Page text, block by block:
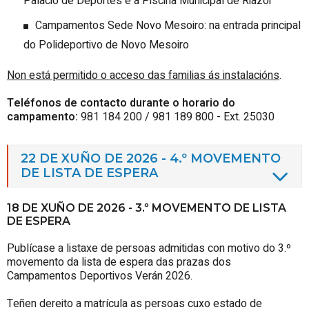
Campamentos Sede Novo Mesoiro: na entrada principal
do Polideportivo de Novo Mesoiro
Non está permitido o acceso das familias ás instalacións.
Teléfonos de contacto durante o horario do
campamento: 981 184 200 / 981 189 800 - Ext. 25030
22 DE XUÑO DE 2026 - 4.º MOVEMENTO
DE LISTA DE ESPERA
18 DE XUÑO DE 2026 - 3.º MOVEMENTO DE LISTA
DE ESPERA
Publícase a listaxe de persoas admitidas con motivo do 3.º
movemento da lista de espera das prazas dos
Campamentos Deportivos Verán 2026.
Teñen dereito a matrícula as persoas cuxo estado de